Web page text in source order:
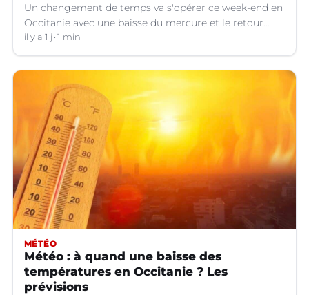
Un changement de temps va s'opérer ce week-end en
Occitanie avec une baisse du mercure et le retour
d'orages dans certains départements.
il y a 1 j 1 min
MÉTÉO
Météo : à quand une baisse des
températures en Occitanie ? Les
prévisions